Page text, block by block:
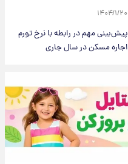
۱۴۰۴/۱/۲۰
پیش‌بینی مهم در رابطه با نرخ تورم
اجاره مسکن در سال جاری